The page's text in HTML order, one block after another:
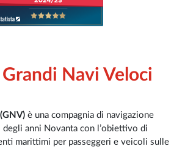
Navi Veloci
è una compagnia di navigazione
degli anni Novanta con l’obiettivo di
marittimi per passeggeri e veicoli sulle